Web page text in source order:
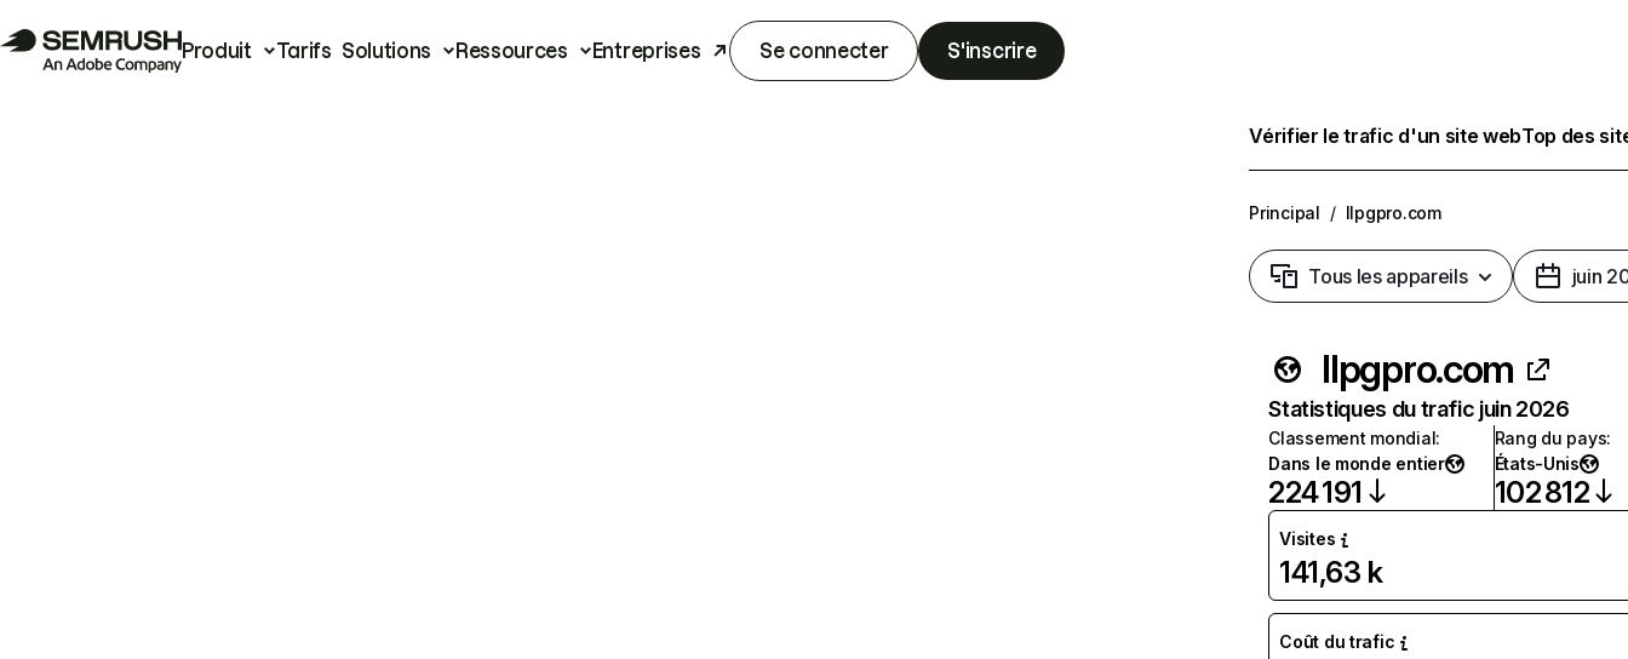
Produit Tarifs Solutions Ressources Entreprises Se connecter S'inscrire
Vérifier le trafic d'un site webTop des
Principal / llpgpro.com
Tous les appareils juin
llpgpro.com
Statistiques du trafic juin 2026
Classement mondial:
Dans le monde entier
224 191
Rang du pays:
États-Unis
102 812
Visites
141,63 k
Coût du trafic